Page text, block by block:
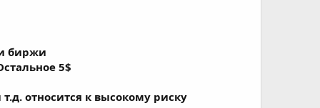
биржи
5$
относится к высокому риску